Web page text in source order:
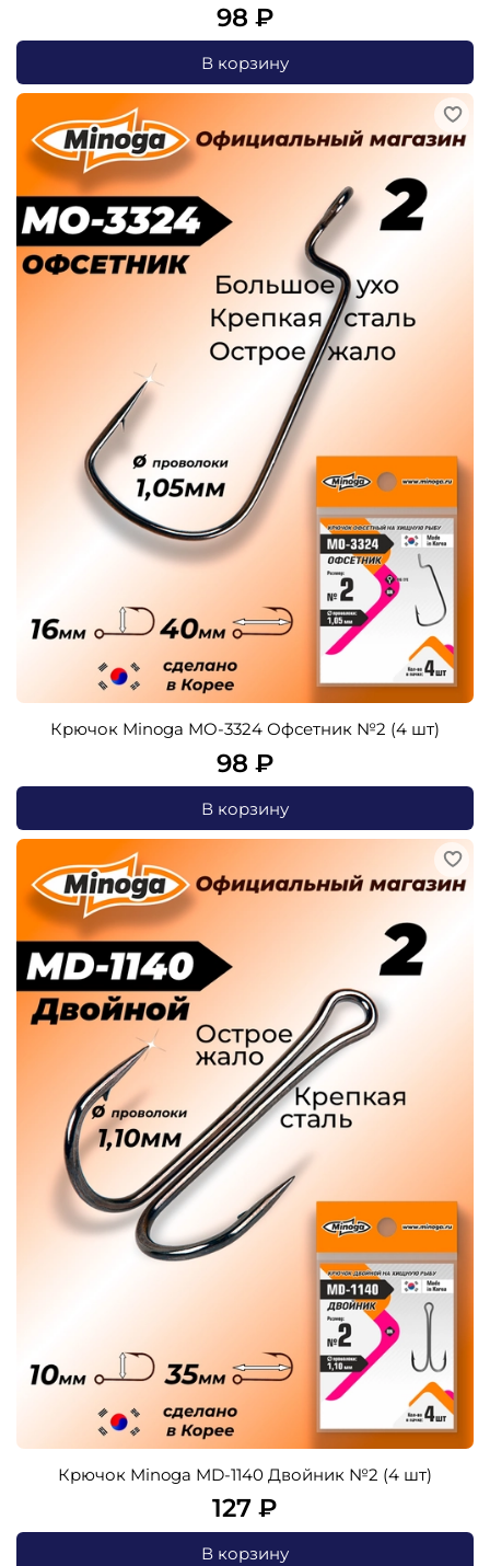
98 ₽
В корзину
Крючок Minoga MO-3324 Офсетник №2 (4 шт)
98 ₽
В корзину
Крючок Minoga MD-1140 Двойник №2 (4 шт)
127 ₽
В корзину